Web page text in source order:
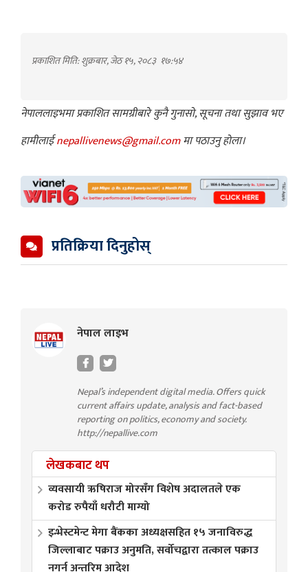
प्रकाशित मिति: शुक्रबार, जेठ १५, २०८३ १७:५४
नेपाललाइभमा प्रकाशित सामग्रीबारे कुनै गुनासो, सूचना तथा सुझाव भए
हामीलाईnepallivenews@gmail.comमा पठाउनु होला।
प्रतिक्रिया दिनुहोस्
नेपाल लाइभ
Nepal’s independent digital media. Offers quick
current affairs update, analysis and fact-based
reporting on politics, economy and society.
http://nepallive.com
लेखकबाट थप
व्यवसायी ऋषिराज मोरसँग विशेष अदालतले एक
करोड रुपैयाँ धरौटी माग्यो
इन्भेस्टमेन्ट मेगा बैंकका अध्यक्षसहित १५ जनाविरुद्ध
जिल्लाबाट पक्राउ अनुमति, सर्वोचद्वारा तत्काल पक्राउ
नगर्न अन्तरिम आदेश